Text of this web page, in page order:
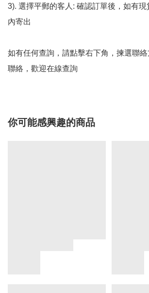
3). 選擇平郵的客人: 確認訂單後，如有
內寄出
如有任何查詢，請點擊右下角，揀選聯
聯絡，歡迎在線查詢
你可能感興趣的商品